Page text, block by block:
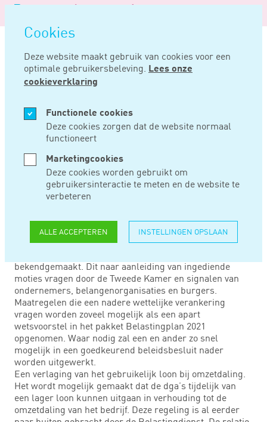
overslaan
Cookies
Deze website maakt gebruik van cookies voor een
optimale gebruikersbeleving. Lees onze
cookieverklaring
Functionele cookies
Deze cookies zorgen dat de website normaal
functioneert
Marketingcookies
Deze cookies worden gebruikt om
gebruikersinteractie te meten en de website te
verbeteren
ALLE ACCEPTEREN INSTELLINGEN OPSLAAN
Logo
Noord
Negentig
Home Nieuws Aanvullende fiscale maatregelen
APR 29, 2020
AANVULLENDE
FISCALE
MAATREGELEN
De staatssecretaris heeft op 24 april 2020 aanvullende
bekendgemaakt. Dit naar aanleiding van ingediende
moties vragen door de Tweede Kamer en signalen van
ondernemers, belangenorganisaties en burgers.
Maatregelen die een nadere wettelijke verankering
vragen worden zoveel mogelijk als een apart
wetsvoorstel in het pakket Belastingplan 2021
opgenomen. Waar nodig zal een en ander zo snel
mogelijk in een goedkeurend beleidsbesluit nader
worden uitgewerkt.
Een verlaging van het gebruikelijk loon bij omzetdaling.
Het wordt mogelijk gemaakt dat de dga’s tijdelijk van
een lager loon kunnen uitgaan in verhouding tot de
omzetdaling van het bedrijf. Deze regeling is al eerder